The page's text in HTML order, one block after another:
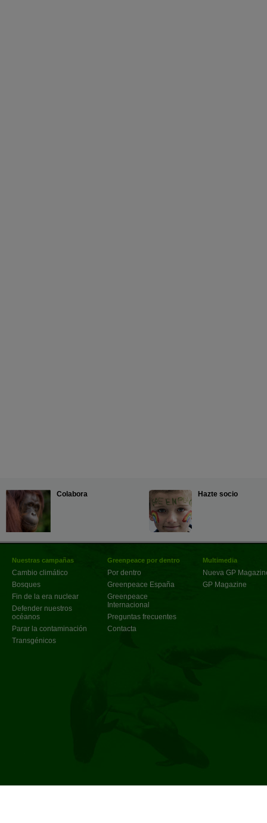
Colabora Hazte socio
Nuestras campañas
Cambio climático
Bosques
Fin de la era nuclear
Defender nuestros
océanos
Parar la contaminación
Transgénicos
Greenpeace por dentro
Por dentro
Greenpeace España
Greenpeace
Internacional
Preguntas frecuentes
Contacta
Multimedia
Nueva GP
GP Magazine